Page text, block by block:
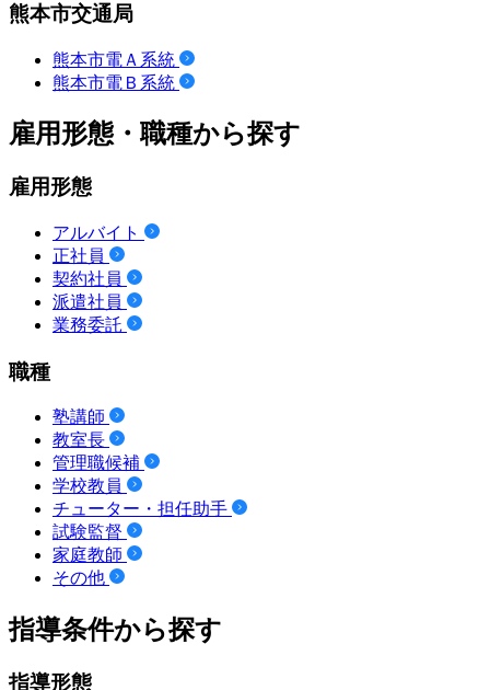
熊本市交通局
熊本市電Ａ系統
熊本市電Ｂ系統
雇用形態・職種から探す
雇用形態
アルバイト
正社員
契約社員
派遣社員
業務委託
職種
塾講師
教室長
管理職候補
学校教員
チューター・担任助手
試験監督
家庭教師
その他
指導条件から探す
指導形態